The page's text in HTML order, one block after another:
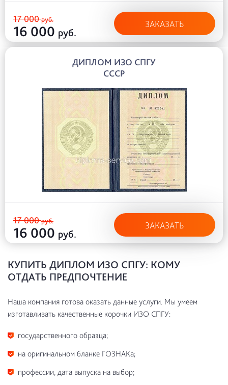
17 000руб.
16 000 руб.
ЗАКАЗАТЬ
ДИПЛОМ ИЗО СПГУ
СССР
17 000руб.
16 000 руб.
ЗАКАЗАТЬ
КУПИТЬ ДИПЛОМ ИЗО СПГУ: КОМУ
ОТДАТЬ ПРЕДПОЧТЕНИЕ
Наша компания готова оказать данные услуги. Мы умеем
изготавливать качественные корочки ИЗО СПГУ:
государственного образца;
на оригинальном бланке ГОЗНАКа;
профессии, дата выпуска на выбор;